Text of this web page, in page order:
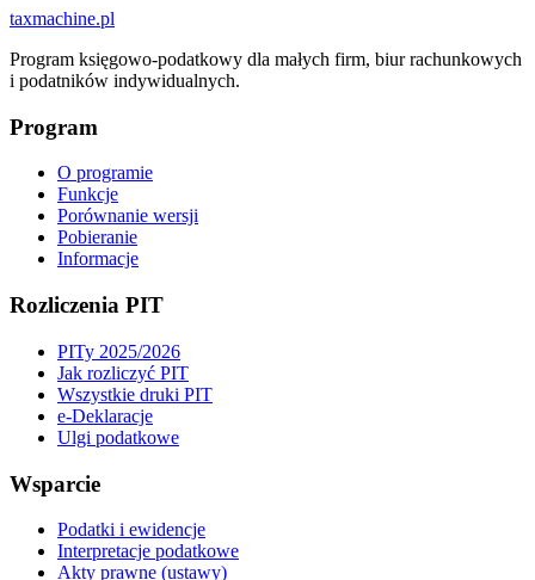
taxmachine.pl
Program księgowo-podatkowy dla małych firm, biur rachunkowych
i podatników indywidualnych.
Program
O programie
Funkcje
Porównanie wersji
Pobieranie
Informacje
Rozliczenia PIT
PITy 2025/2026
Jak rozliczyć PIT
Wszystkie druki PIT
e-Deklaracje
Ulgi podatkowe
Wsparcie
Podatki i ewidencje
Interpretacje podatkowe
Akty prawne (ustawy)